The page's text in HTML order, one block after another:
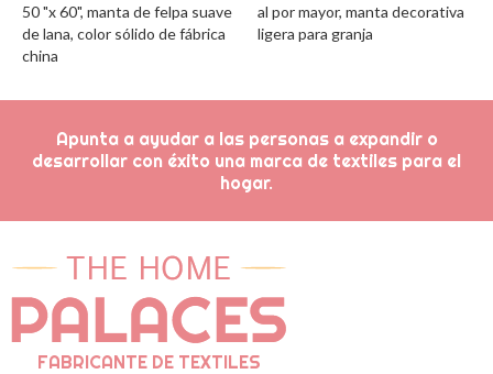
50 "x 60", manta de felpa suave
de lana, color sólido de fábrica
china
al por mayor, manta decorativa
ligera para granja
Apunta a ayudar a las personas a expandir o
desarrollar con éxito una marca de textiles para el
hogar.
FABRICANTE DE TEXTILES